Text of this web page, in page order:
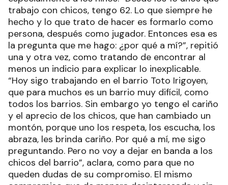
trabajo con chicos, tengo 62. Lo que siempre he
hecho y lo que trato de hacer es formarlo como
persona, después como jugador. Entonces esa es
la pregunta que me hago: ¿por qué a mí?”, repitió
una y otra vez, como tratando de encontrar al
menos un indicio para explicar lo inexplicable.
“Hoy sigo trabajando en el barrio Toto Irigoyen,
que para muchos es un barrio muy difícil, como
todos los barrios. Sin embargo yo tengo el cariño
y el aprecio de los chicos, que han cambiado un
montón, porque uno los respeta, los escucha, los
abraza, les brinda cariño. Por qué a mí, me sigo
preguntando. Pero no voy a dejar en banda a los
chicos del barrio”, aclara, como para que no
queden dudas de su compromiso. El mismo